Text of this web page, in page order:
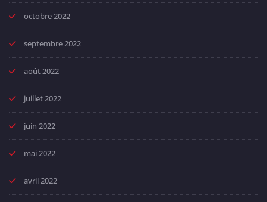
octobre 2022
septembre 2022
août 2022
juillet 2022
juin 2022
mai 2022
avril 2022